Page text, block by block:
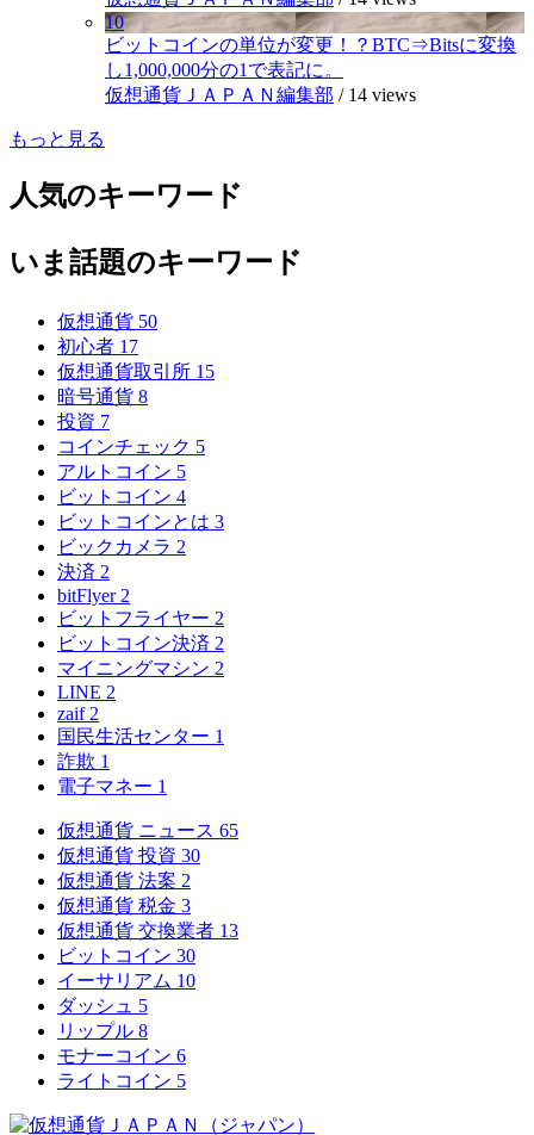
10
ビットコインの単位が変更！？BTC⇒Bitsに変換
し1,000,000分の1で表記に。
仮想通貨ＪＡＰＡＮ編集部 / 14 views
もっと見る
人気のキーワード
いま話題のキーワード
仮想通貨 50
初心者 17
仮想通貨取引所 15
暗号通貨 8
投資 7
コインチェック 5
アルトコイン 5
ビットコイン 4
ビットコインとは 3
ビックカメラ 2
決済 2
bitFlyer 2
ビットフライヤー 2
ビットコイン決済 2
マイニングマシン 2
LINE 2
zaif 2
国民生活センター 1
詐欺 1
電子マネー 1
仮想通貨 ニュース 65
仮想通貨 投資 30
仮想通貨 法案 2
仮想通貨 税金 3
仮想通貨 交換業者 13
ビットコイン 30
イーサリアム 10
ダッシュ 5
リップル 8
モナーコイン 6
ライトコイン 5